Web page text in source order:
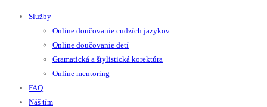
Služby
Online doučovanie cudzích jazykov
Online doučovanie detí
Gramatická a štylistická korektúra
Online mentoring
FAQ
Náš tím